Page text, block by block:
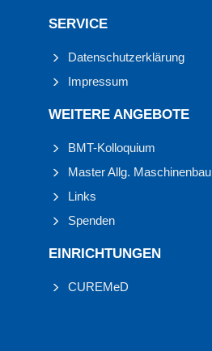
SERVICE
Datenschutzerklärung
Impressum
WEITERE ANGEBOTE
BMT-Kolloquium
Master Allg. Maschinenbau
Links
Spenden
EINRICHTUNGEN
CUREMeD